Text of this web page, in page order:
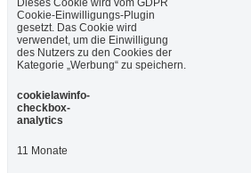
Cookie-Einwilligungs-Plugin
gesetzt. Das Cookie wird
verwendet, um die Einwilligung
des Nutzers zu den Cookies der
Kategorie „Werbung“ zu speichern.
cookielawinfo-
checkbox-
analytics
11 Monate